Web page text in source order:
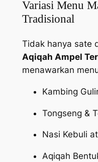
Variasi Menu
Tradisional
Tidak hanya sate
Aqiqah Ampel
menawarkan
Kambing
Tongseng &
Nasi Kebuli
Aqiqah